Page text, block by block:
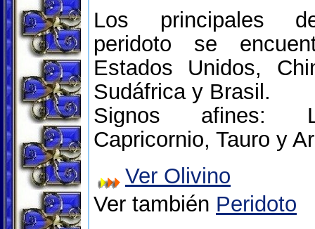
Los principales
peridoto se
Estados Unidos,
Sudáfrica y Brasil.
Signos afines:
Capricornio, Tauro y
Ver Olivino
Ver también Peridoto